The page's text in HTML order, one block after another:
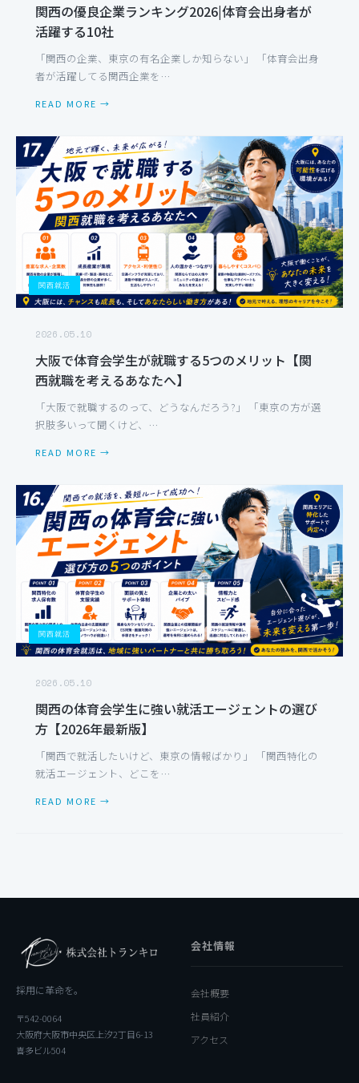
関西の優良企業ランキング2026|体育会出身者が
活躍する10社
「関西の企業、東京の有名企業しか知らない」 「体育会出身
者が活躍してる関西企業を…
READ MORE →
関西就活
2026.05.10
大阪で体育会学生が就職する5つのメリット【関
西就職を考えるあなたへ】
「大阪で就職するのって、どうなんだろう?」 「東京の方が選
択肢多いって聞くけど、…
READ MORE →
関西就活
2026.05.10
関西の体育会学生に強い就活エージェントの選び
方【2026年最新版】
「関西で就活したいけど、東京の情報ばかり」 「関西特化の
就活エージェント、どこを…
READ MORE →
採用に革命を。
〒542-0064
大阪府大阪市中央区上汐2丁目6-13
喜多ビル504
会社情報
会社概要
社員紹介
アクセス